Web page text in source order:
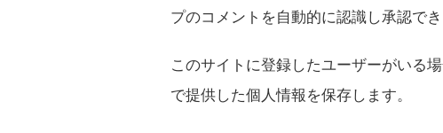
プのコメントを自動的に認識し承認で
このサイトに登録したユーザーがいる
で提供した個人情報を保存します。